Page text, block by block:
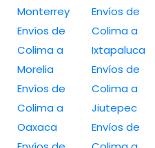
Monterrey
Envíos de
Colima a
Morelia
Envíos de
Colima a
Oaxaca
Envíos de
Colima a
Ixtapaluca
Envíos de
Colima a
Jiutepec
Envíos de